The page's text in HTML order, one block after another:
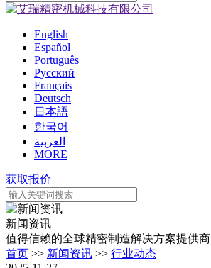
English
Español
Português
Pусский
Français
Deutsch
日本語
한국어
العربية
MORE
获取报价
新闻资讯
值得信赖的全球精密制造解决方案提供商
首页 >> 新闻资讯 >> 行业动态